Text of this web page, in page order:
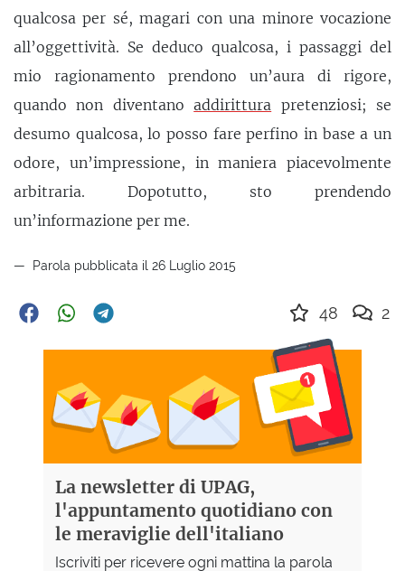
qualcosa per sé, magari con una minore vocazione
all’oggettività. Se deduco qualcosa, i passaggi del
mio ragionamento prendono un’aura di rigore,
quando non diventanoaddirittura pretenziosi; se
desumo qualcosa, lo posso fare perfino in base a un
odore, un’impressione, in maniera piacevolmente
arbitraria. Dopotutto, sto prendendo
un’informazione per me.
Parola pubblicata il 26 Luglio 2015
48 2
La newsletter di UPAG,
l'appuntamento quotidiano con
le meraviglie dell'italiano
Iscriviti per ricevere ogni mattina la parola